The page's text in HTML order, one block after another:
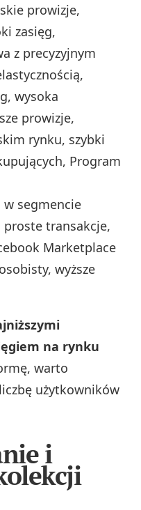
prowizje,
zasięg,
z precyzyjnym
wysoka
prowizje,
rynku, szybki
Program
w segmencie
proste transakcje,
Marketplace
wyższe
na rynku
warto
użytkowników
i